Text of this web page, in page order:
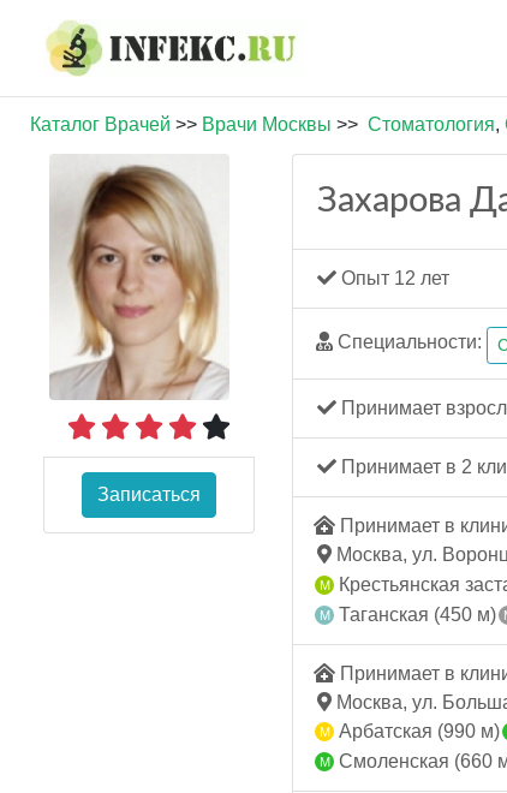
Каталог Врачей >> Врачи Москвы >> Стоматология,
Записаться
Захарова
Опыт 12 лет
Специальности:
Принимает
Принимает в 2
Принимает в
Москва, ул.
Крестьянская
Таганская (450 м)
Принимает в
Москва, ул.
Арбатская (990 м)
Смоленская (660